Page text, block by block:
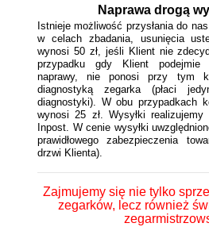
Naprawa drogą
Istnieje możliwość przysłania do
w celach zbadania, usunięcia
wynosi 50 zł, jeśli Klient nie
przypadku gdy Klient podejmie
naprawy, nie ponosi przy tym
diagnostyką zegarka (płaci
diagnostyki). W obu przypadkach
wynosi 25 zł. Wysyłki
Inpost. W cenie wysyłki
prawidłowego zabezpieczenia
drzwi Klienta).
Zajmujemy się nie tylko
zegarków, lecz również